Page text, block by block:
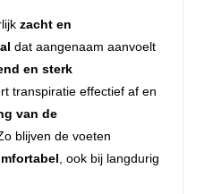
zacht en
dat aangenaam aanvoelt
en sterk
transpiratie effectief af en
van de
blijven de voeten
, ook bij langdurig